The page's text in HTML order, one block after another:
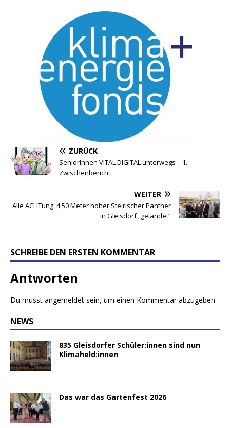
ZURÜCK
SeniorInnen VITAL DIGITAL unterwegs – 1.
Zwischenbericht
WEITER
Alle ACHTung: 4,50 Meter hoher Steirischer Panther
in Gleisdorf „gelandet“
SCHREIBE DEN ERSTEN KOMMENTAR
Antworten
Du musst angemeldet sein, um einen Kommentar abzugeben.
NEWS
835 Gleisdorfer Schüler:innen sind nun
Klimaheld:innen
Das war das Gartenfest 2026